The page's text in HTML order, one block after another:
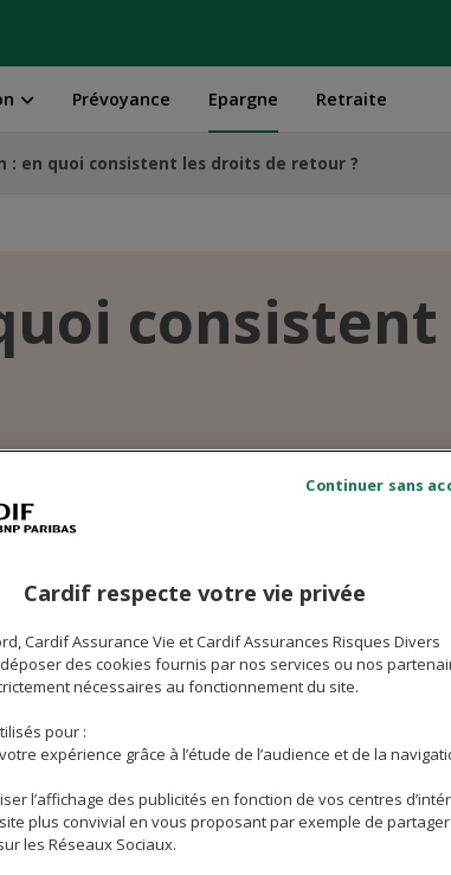
Prévoyance Epargne Retraite
: en quoi consistent les droits de retour ?
ce que l'on appelle « un droit de
en matière de succession: ceux
dans l'acte de donation (droit de
SOMMAIRE
Quand et comment récupérer un bien donné ?
Le droit de retour légal des parents donateurs
Le droit de retour légal en cas de concours
Quel est l'intérêt de recourir au droit de retour
Un cas particulier : le droit de retour légal
Cardif respecte votre vie privée
Cardif Assurance Vie et Cardif Assurances Risques Divers
des cookies fournis par nos services ou nos
nécessaires au fonctionnement du site.
pour :
expérience grâce à l’étude de l’audience et de la
l’affichage des publicités en fonction de vos centres
plus convivial en vous proposant par exemple de
les Réseaux Sociaux.